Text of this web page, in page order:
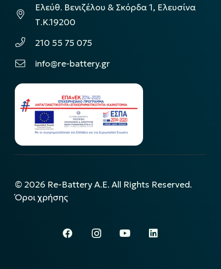
Ελεύθ. Βενιζέλου & Σκόρδα 1, Ελευσίνα
Τ.Κ.19200
210 55 75 075
info@re-battery.gr
© 2026 Re-Battery A.E. All Rights Reserved.
Όροι χρήσης